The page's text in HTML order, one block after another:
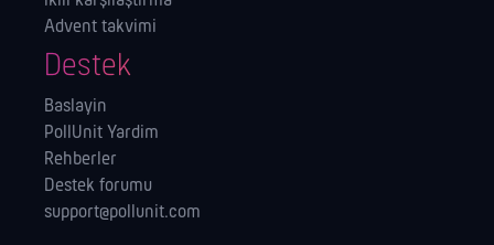
Advent takvimi
Destek
Baslayin
PollUnit Yardim
Rehberler
Destek forumu
support@pollunit.com